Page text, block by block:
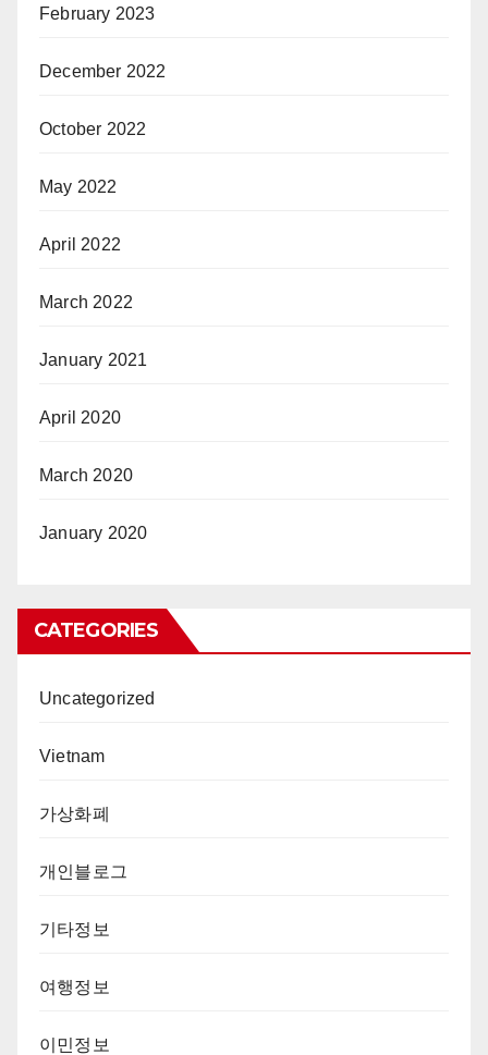
February 2023
December 2022
October 2022
May 2022
April 2022
March 2022
January 2021
April 2020
March 2020
January 2020
CATEGORIES
Uncategorized
Vietnam
가상화폐
개인블로그
기타정보
여행정보
이민정보